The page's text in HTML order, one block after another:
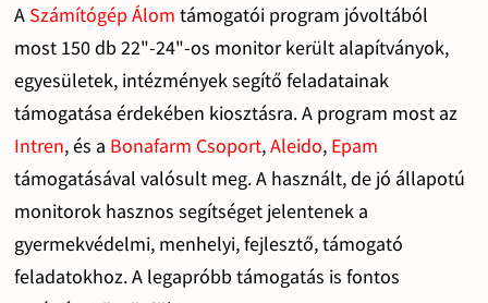
A Számítógép Álom támogatói program jóvoltából
most 150 db 22"-24"-os monitor került alapítványok,
egyesületek, intézmények segítő feladatainak
támogatása érdekében kiosztásra. A program most az
Intren, és a Bonafarm Csoport,Aleido, Epam
támogatásával valósult meg. A használt, de jó állapotú
monitorok hasznos segítséget jelentenek a
gyermekvédelmi, menhelyi, fejlesztő, támogató
feladatokhoz. A legapróbb támogatás is fontos